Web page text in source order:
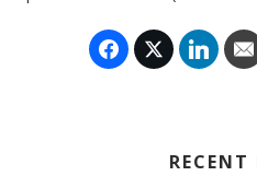
FacebookTwitter
RECENT